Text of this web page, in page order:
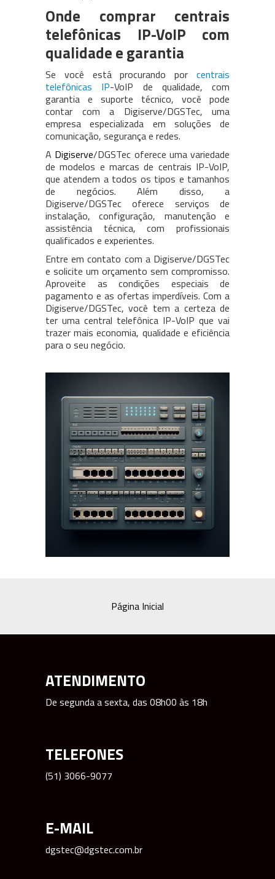
Onde comprar centrais
telefônicas IP-VoIP com
qualidade e garantia
Se você está procurando por centrais
telefônicas IP-VoIP de qualidade, com
garantia e suporte técnico, você pode
contar com a Digiserve/DGSTec, uma
empresa especializada em soluções de
comunicação, segurança e redes.
A Digiserve/DGSTec oferece uma variedade
de modelos e marcas de centrais IP-VoIP,
que atendem a todos os tipos e tamanhos
de negócios. Além disso, a
Digiserve/DGSTec oferece serviços de
instalação, configuração, manutenção e
assistência técnica, com profissionais
qualificados e experientes.
Entre em contato com a Digiserve/DGSTec
e solicite um orçamento sem compromisso.
Aproveite as condições especiais de
pagamento e as ofertas imperdíveis. Com a
Digiserve/DGSTec, você tem a certeza de
ter uma central telefônica IP-VoIP que vai
trazer mais economia, qualidade e eficiência
para o seu negócio.
Página Inicial
ATENDIMENTO
De segunda a sexta, das 08h00 às 18h
TELEFONES
(51) 3066-9077
E-MAIL
dgstec@dgstec.com.br